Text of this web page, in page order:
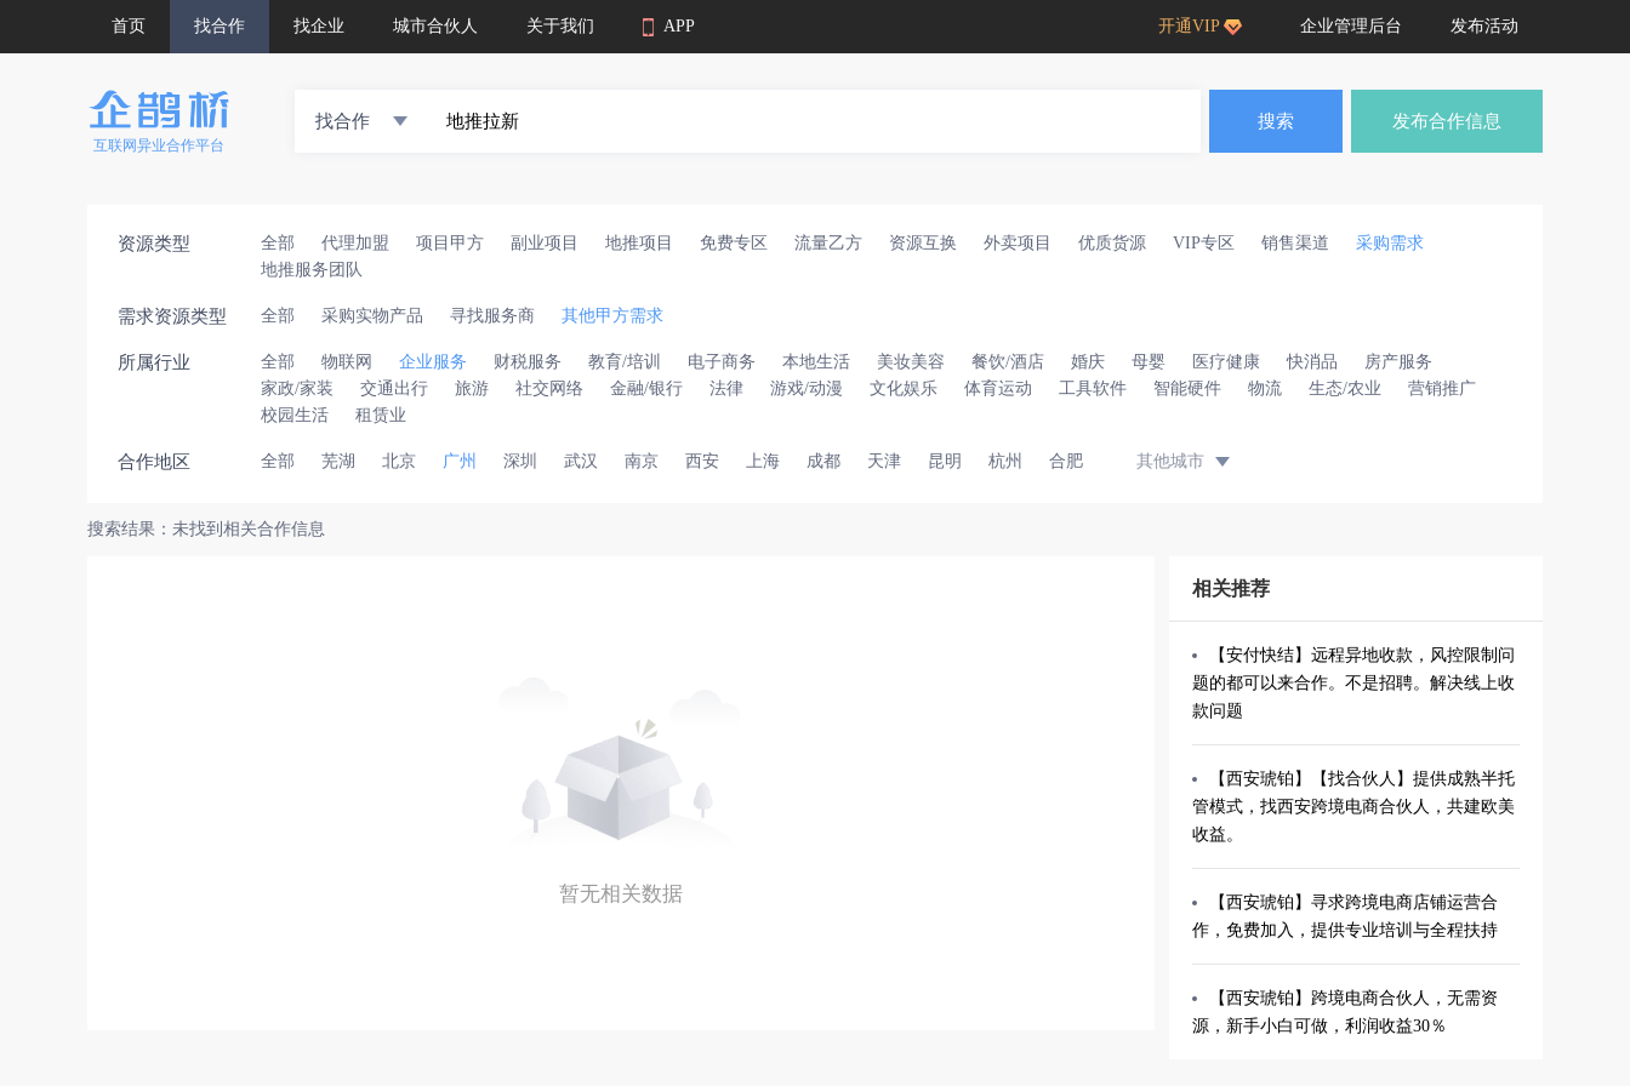
首页 找合作 找企业 城市合伙人 关于我们 APP 开通VIP 企业管理后台 发布活动
互联网异业合作平台
找合作 搜索 发布合作信息
资源类型 全部 代理加盟 项目甲方 副业项目 地推项目 免费专区 流量乙方 资源互换 外卖项目 优质货源 VIP专区 销售渠道
采购需求
地推服务团队
需求资源类型 全部 采购实物产品 寻找服务商 其他甲方需求
所属行业 全部 物联网 企业服务 财税服务 教育/培训 电子商务 本地生活 美妆美容 餐饮/酒店 婚庆 母婴 医疗健康 快消品
房产服务
家政/家装
交通出行 旅游 社交网络 金融/银行 法律 游戏/动漫 文化娱乐 体育运动 工具软件 智能硬件 物流 生态/农业
营销推广
校园生活
租赁业
合作地区 全部 芜湖 北京 广州 深圳 武汉 南京 西安 上海 成都 天津 昆明 杭州 合肥 其他城市
搜索结果：未找到相关合作信息
暂无相关数据
相关推荐
【安付快结】远程异地收款，风控限制问
题的都可以来合作。不是招聘。解决线上收
款问题
【西安琥铂】【找合伙人】提供成熟半托
管模式，找西安跨境电商合伙人，共建欧美
收益。
【西安琥铂】寻求跨境电商店铺运营合
作，免费加入，提供专业培训与全程扶持
【西安琥铂】跨境电商合伙人，无需资
源，新手小白可做，利润收益30％